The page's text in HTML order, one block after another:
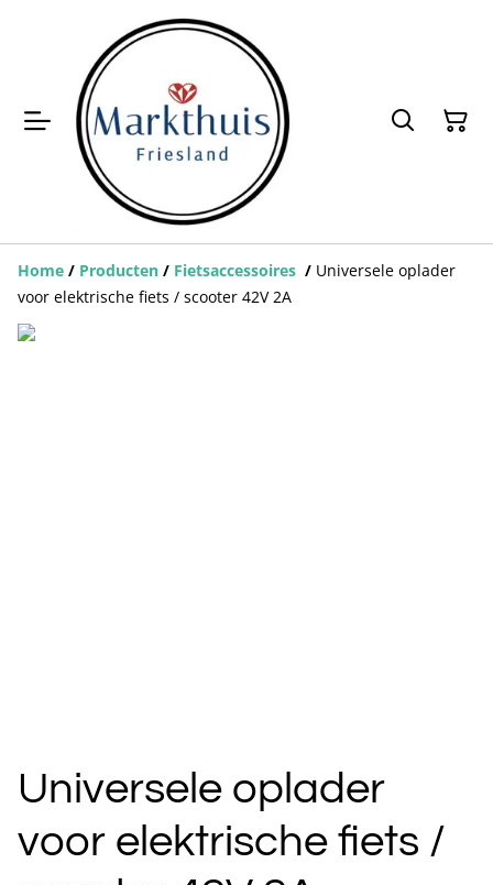
Home / Producten / Fietsaccessoires / Universele oplader
voor elektrische fiets / scooter 42V 2A
Universele oplader
voor elektrische fiets /